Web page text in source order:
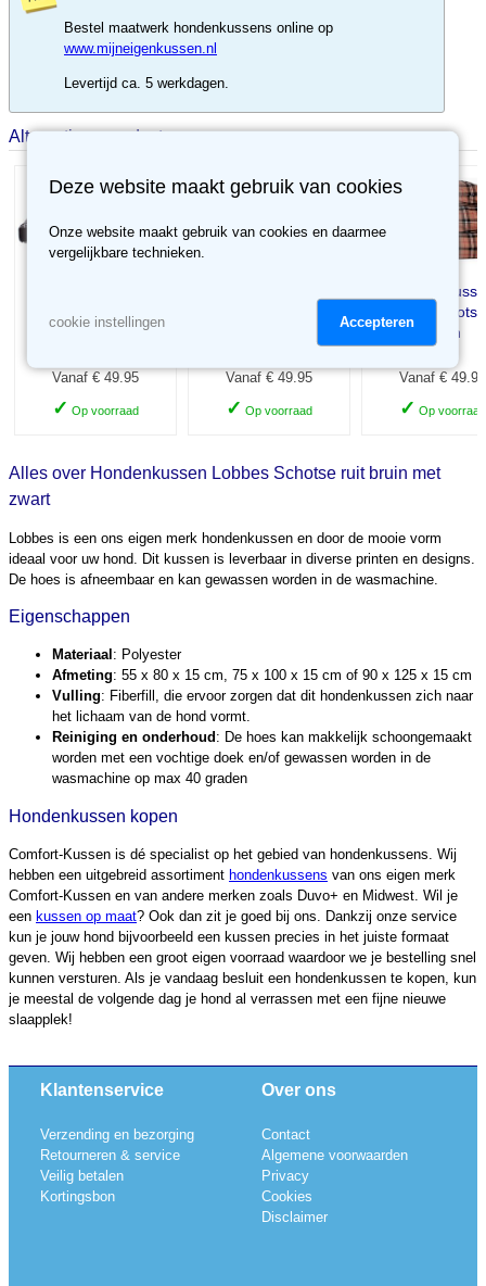
Bestel maatwerk hondenkussens online op
www.mijneigenkussen.nl
Levertijd ca. 5 werkdagen.
Alternatieve producten
grijs met zwart
Vanaf € 49.95
✓ Op voorraad
Vanaf € 49.95
✓ Op voorraad
Lobbes
bruin
Vanaf € 49.95
✓ Op voorraad
Alles over Hondenkussen Lobbes Schotse ruit bruin met
zwart
Lobbes is een ons eigen merk hondenkussen en door de mooie vorm
ideaal voor uw hond. Dit kussen is leverbaar in diverse printen en designs.
De hoes is afneembaar en kan gewassen worden in de wasmachine.
Eigenschappen
Materiaal : Polyester
Afmeting: 55 x 80 x 15 cm, 75 x 100 x 15 cm of 90 x 125 x 15 cm
Vulling: Fiberfill, die ervoor zorgen dat dit hondenkussen zich naar
het lichaam van de hond vormt.
Reiniging en onderhoud : De hoes kan makkelijk schoongemaakt
worden met een vochtige doek en/of gewassen worden in de
wasmachine op max 40 graden
Hondenkussen kopen
Comfort-Kussen is dé specialist op het gebied van hondenkussens. Wij
hebben een uitgebreid assortiment hondenkussens van ons eigen merk
Comfort-Kussen en van andere merken zoals Duvo+ en Midwest. Wil je
een kussen op maat? Ook dan zit je goed bij ons. Dankzij onze service
kun je jouw hond bijvoorbeeld een kussen precies in het juiste formaat
geven. Wij hebben een groot eigen voorraad waardoor we je bestelling snel
kunnen versturen. Als je vandaag besluit een hondenkussen te kopen, kun
je meestal de volgende dag je hond al verrassen met een fijne nieuwe
slaapplek!
Klantenservice
Verzending en bezorging
Retourneren & service
Veilig betalen
Kortingsbon
Over ons
Contact
Algemene voorwaarden
Privacy
Cookies
Disclaimer
Deze website maakt gebruik van cookies
Onze website maakt gebruik van cookies en daarmee
vergelijkbare technieken.
cookie instellingen Accepteren